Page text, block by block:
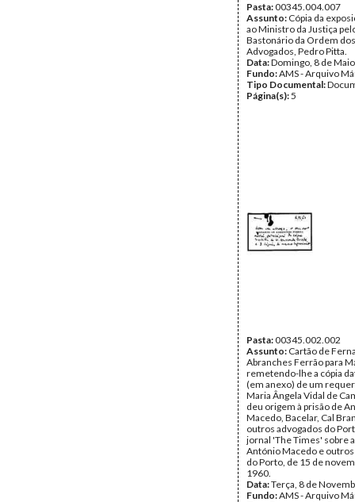
Pasta:00345.004.007
Assunto: Cópia da
ao Ministro da Justiça
Bastonário da Ordem dos
Advogados, Pedro Pitta.
Data:Domingo, 8 de
Fundo:AMS - Arquivo
Tipo Documental:
Página(s):5
Pasta:00345.002.002
Assunto: Cartão de
Abranches Ferrão para
remetendo-lhe a cópia
(em anexo) de um
Maria Ângela Vidal de
deu origem à prisão de
Macedo, Bacelar, Cal
outros advogados do
jornal 'The Times' sobre
António Macedo e
do Porto, de 15 de
1960.
Data:Terça, 8 de
Fundo:AMS - Arquivo